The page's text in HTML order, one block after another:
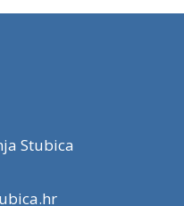
Stubica